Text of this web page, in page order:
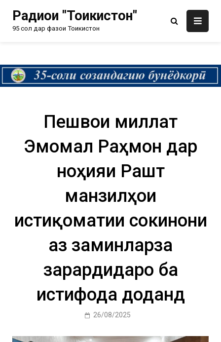
Радиои "Тоҷикистон"
95 сол дар фазои Тоҷикистон
Пешвои миллат
Эмомалӣ Раҳмон дар
ноҳияи Рашт
манзилҳои
истиқоматии сокинони
аз заминларза
зарардидаро ба
истифода доданд
26/08/2025